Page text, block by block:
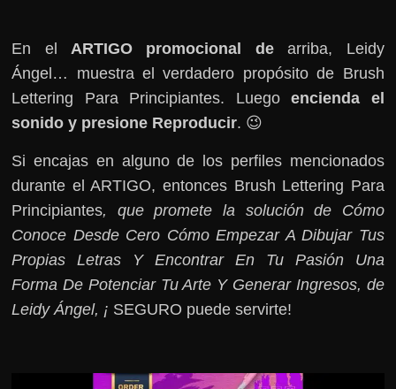
En el ARTIGO promocional dearriba, Leidy
Ángel… muestra el verdadero propósito de Brush
Lettering Para Principiantes. Luegoencienda el
sonido y presione Reproducir. 😉
Si encajas en alguno de los perfiles mencionados
durante el ARTIGO, entonces Brush Lettering Para
Principiantes, que promete la solución de Cómo
Conoce Desde Cero Cómo Empezar A Dibujar Tus
Propias Letras Y Encontrar En Tu Pasión Una
Forma De Potenciar Tu Arte Y Generar Ingresos, de
Leidy Ángel, ¡ SEGURO puede servirte!